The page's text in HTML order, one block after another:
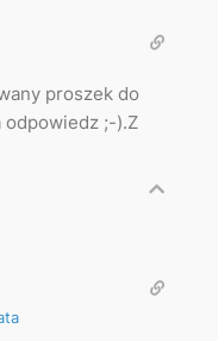
proszek do
odpowiedz ;-).Z